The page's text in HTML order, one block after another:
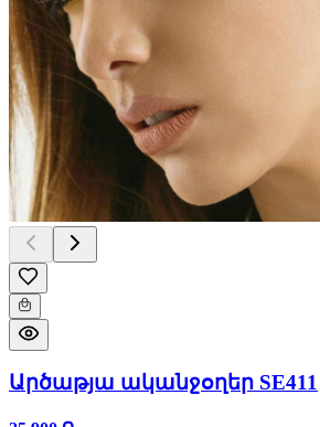
Արծաթյա ականջօղեր SE411